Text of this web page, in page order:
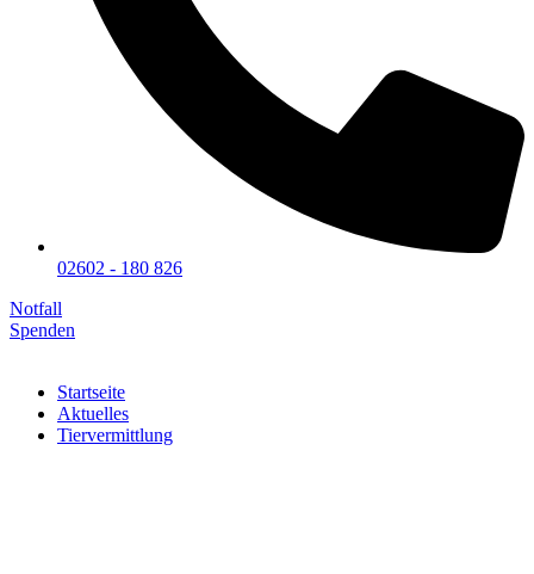
02602 - 180 826
Notfall
Spenden
Startseite
Aktuelles
Tiervermittlung